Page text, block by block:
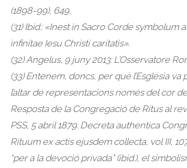
(1898-99), 649.
(31) Ibid.: «Inest in Sacro Corde symbolum
infinitae Iesu Christi caritatis».
(32) Angelus, 9 juny 2013: L’Osservatore
(33) Entenem, doncs, per què l’Església va
l’altar de representacions només del cor
Resposta de la Congregació de Ritus al
PSS, 5 abril 1879: Decreta authentica
Rituum ex actis ejusdem collecta, vol III,
“per a la devoció privada” (ibid.), el